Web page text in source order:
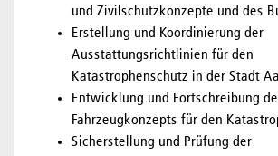
und Zivilschutzkonzepte und des
Erstellung und Koordinierung der
Ausstattungsrichtlinien für den
Katastrophenschutz in der Stadt
Entwicklung und Fortschreibung
Fahrzeugkonzepts für den
Sicherstellung und Prüfung der